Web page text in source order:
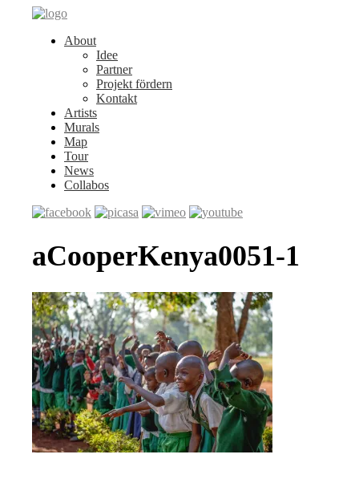
About
Idee
Partner
Projekt fördern
Kontakt
Artists
Murals
Map
Tour
News
Collabos
aCooperKenya0051-1